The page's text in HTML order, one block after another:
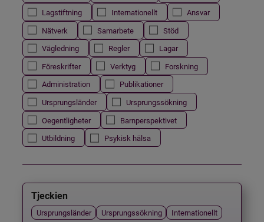
Lagstiftning
Internationellt
Ansvar
Nätverk
Samarbete
Stöd
Vägledning
Regler
Lagar
Föreskrifter
Verktyg
Forskning
Administration
Publikationer
Ursprungsländer
Ursprungssökning
Oegentligheter
Barnperspektivet
Utbildning
Psykisk hälsa
Tjeckien
Ursprungsländer Ursprungssökning
Internationellt